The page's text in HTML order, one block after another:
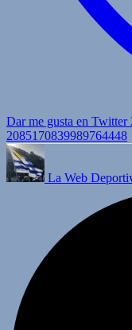
Dar me gusta en
2085170839989764448
La Web